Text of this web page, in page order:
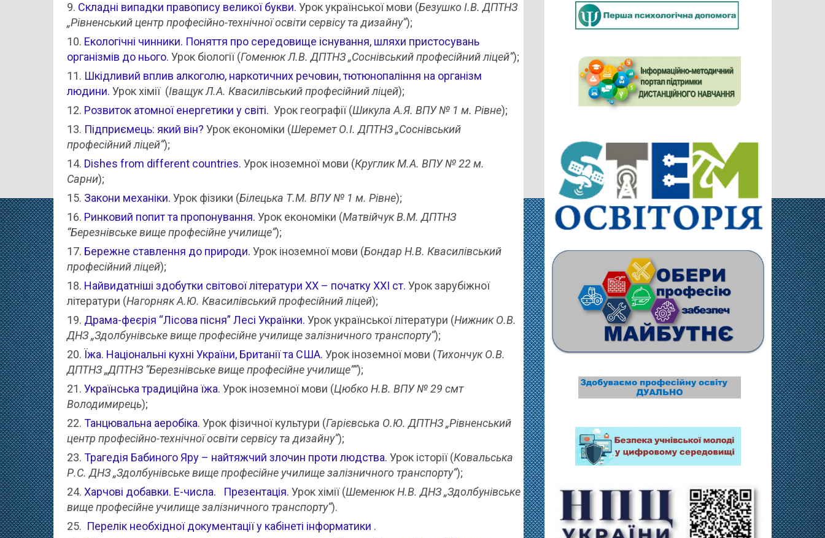
Складні випадки правопису великої букви. Урок української мови (Безушко І.В. ДПТНЗ
„Рівненський центр професійно-технічної освіти сервісу та дизайну“);
Екологічні чинники. Поняття про середовище існування, шляхи пристосувань
організмів до нього. Урок біології (Гоменюк Л.В. ДПТНЗ „Соснівський професійний ліцей“);
Шкідливий вплив алкоголю, наркотичних речовин, тютюнопаління на організм
людини. Урок хімії (Іващук Л.А. Квасилівський професійний ліцей);
Розвиток атомної енергетики у світі. Урок географії (Шикула А.Я. ВПУ № 1 м. Рівне);
Підприємець: який він? Урок економіки (Шеремет О.І. ДПТНЗ „Соснівський
професійний ліцей“);
Dishes from different countries. Урок іноземної мови (Круглик М.А. ВПУ № 22 м.
Сарни);
Закони механіки. Урок фізики (Білецька Т.М. ВПУ № 1 м. Рівне);
Ринковий попит та пропонування. Урок економіки (Матвійчук В.М. ДПТНЗ
“Березнівське вище професійне училище”);
Бережне ставлення до природи. Урок іноземної мови (Бондар Н.В. Квасилівський
професійний ліцей);
Найвидатніші здобутки світової літератури ХХ – початку ХХІ ст. Урок зарубіжної
літератури (Нагорняк А.Ю. Квасилівський професійний ліцей);
Драма-феєрія “Лісова пісня” Лесі Українки. Урок української літератури (Нижник О.В.
ДНЗ „Здолбунівське вище професійне училище залізничного транспорту“);
Їжа. Національні кухні України, Британії та США. Урок іноземної мови (Тихончук О.В.
ДПТНЗ „ДПТНЗ “Березнівське вище професійне училище”“);
Українська традиційна їжа. Урок іноземної мови (Цюбко Н.В. ВПУ № 29 смт
Володимирець);
Танцювальна аеробіка. Урок фізичної культури (Гарієвська О.Ю. ДПТНЗ „Рівненський
центр професійно-технічної освіти сервісу та дизайну“);
Трагедія Бабиного Яру – найтяжчий злочин проти людства. Урок історії (Ковальська
Р.С. ДНЗ „Здолбунівське вище професійне училище залізничного транспорту“);
Харчові добавки. Е-числа.
Презентація. Урок хімії (Шеменюк Н.В. ДНЗ „Здолбунівське
вище професійне училище залізничного транспорту“).
Перелік необхідної документації у кабінеті інформатики .